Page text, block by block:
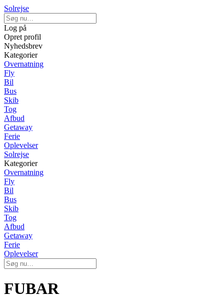
Solrejse
Log på
Opret profil
Nyhedsbrev
Kategorier
Overnatning
Fly
Bil
Bus
Skib
Tog
Afbud
Getaway
Ferie
Oplevelser
Solrejse
Kategorier
Overnatning
Fly
Bil
Bus
Skib
Tog
Afbud
Getaway
Ferie
Oplevelser
FUBAR